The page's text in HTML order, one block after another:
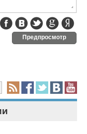
Предпросмотр